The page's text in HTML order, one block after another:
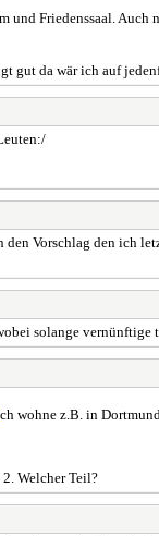
und Friedenssaal. Auch
gut da wär ich auf
Vorschlag den ich
solange vernünftige
wohne z.B. in
Welcher Teil?